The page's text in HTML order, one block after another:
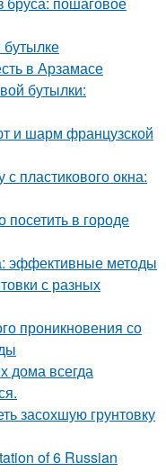
бутылке
в Арзамасе
бутылки:
и шарм французской
с пластикового окна:
в городе
эффективные методы
с разных
проникновения со
дома всегда
засохшую грунтовку
of 6 Russian